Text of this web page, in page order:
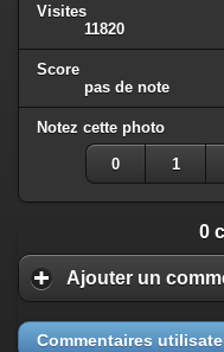
Visites
11820
Score
pas de note
Notez cette photo
0 1
0
Ajouter un
Commentaires